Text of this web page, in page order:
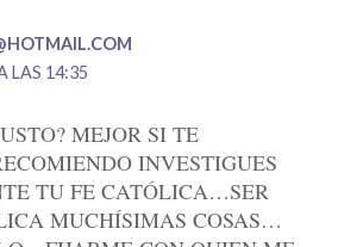
LAS 14:35
MEJOR SI TE
INVESTIGUES
TU FE CATÓLICA…SER
MUCHÍSIMAS COSAS…